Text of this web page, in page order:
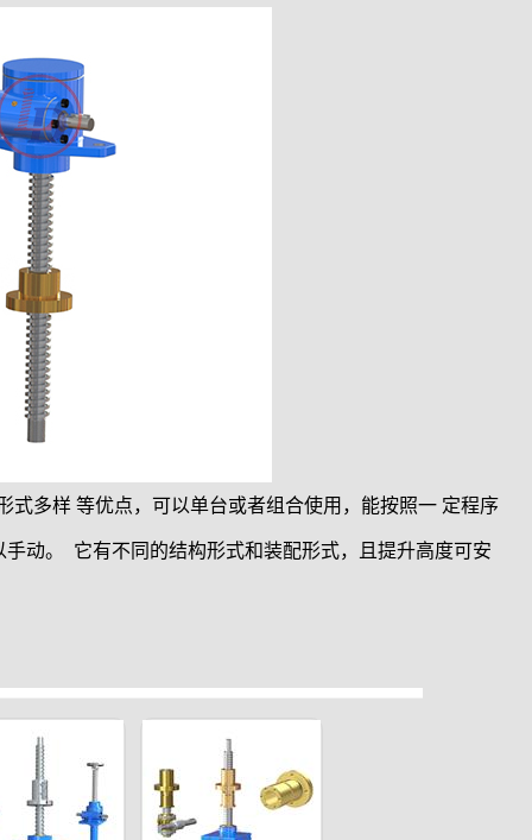
多样 等优点，可以单台或者组合使用，能按照一 定程序
动。 它有不同的结构形式和装配形式，且提升高度可安